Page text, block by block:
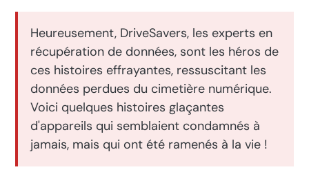
Heureusement, DriveSavers, les experts en
récupération de données, sont les héros de
ces histoires effrayantes, ressuscitant les
données perdues du cimetière numérique.
Voici quelques histoires glaçantes
d'appareils qui semblaient condamnés à
jamais, mais qui ont été ramenés à la vie !